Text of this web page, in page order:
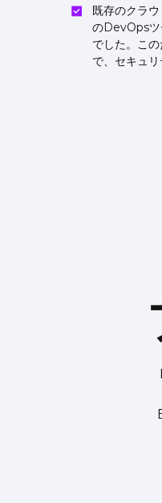
既存のクラ
のDevOpsツ
でした。こ
で、セキュ